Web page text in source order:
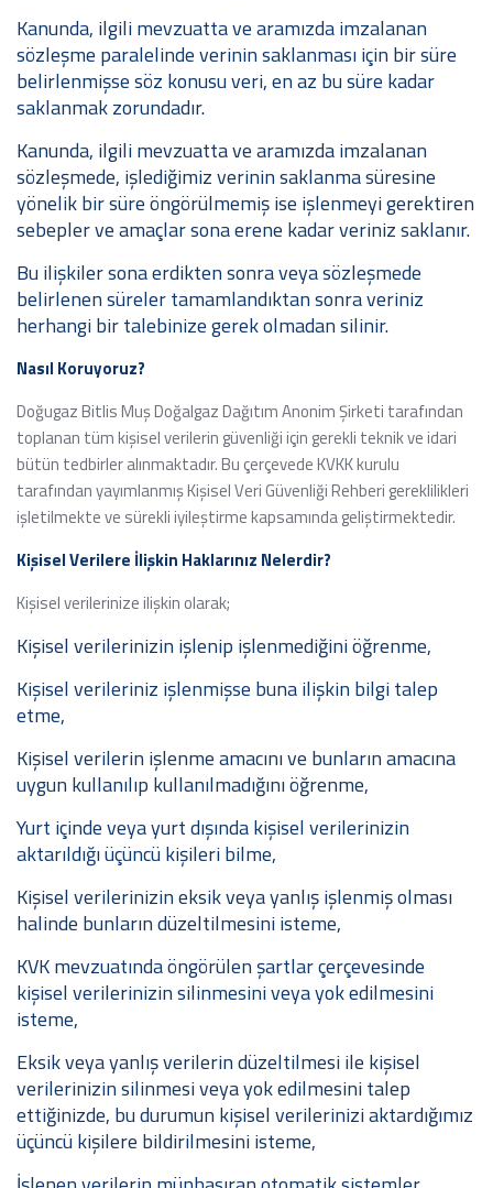
Kanunda, ilgili mevzuatta ve aramızda imzalanan
sözleşme paralelinde verinin saklanması için bir süre
belirlenmişse söz konusu veri, en az bu süre kadar
saklanmak zorundadır.
Kanunda, ilgili mevzuatta ve aramızda imzalanan
sözleşmede, işlediğimiz verinin saklanma süresine
yönelik bir süre öngörülmemiş ise işlenmeyi gerektiren
sebepler ve amaçlar sona erene kadar veriniz saklanır.
Bu ilişkiler sona erdikten sonra veya sözleşmede
belirlenen süreler tamamlandıktan sonra veriniz
herhangi bir talebinize gerek olmadan silinir.
Nasıl Koruyoruz?
Doğugaz Bitlis Muş Doğalgaz Dağıtım Anonim Şirketi tarafından
toplanan tüm kişisel verilerin güvenliği için gerekli teknik ve idari
bütün tedbirler alınmaktadır. Bu çerçevede KVKK kurulu
tarafından yayımlanmış Kişisel Veri Güvenliği Rehberi gereklilikleri
işletilmekte ve sürekli iyileştirme kapsamında geliştirmektedir.
Kişisel Verilere İlişkin Haklarınız Nelerdir?
Kişisel verilerinize ilişkin olarak;
Kişisel verilerinizin işlenip işlenmediğini öğrenme,
Kişisel verileriniz işlenmişse buna ilişkin bilgi talep
etme,
Kişisel verilerin işlenme amacını ve bunların amacına
uygun kullanılıp kullanılmadığını öğrenme,
Yurt içinde veya yurt dışında kişisel verilerinizin
aktarıldığı üçüncü kişileri bilme,
Kişisel verilerinizin eksik veya yanlış işlenmiş olması
halinde bunların düzeltilmesini isteme,
KVK mevzuatında öngörülen şartlar çerçevesinde
kişisel verilerinizin silinmesini veya yok edilmesini
isteme,
Eksik veya yanlış verilerin düzeltilmesi ile kişisel
verilerinizin silinmesi veya yok edilmesini talep
ettiğinizde, bu durumun kişisel verilerinizi aktardığımız
üçüncü kişilere bildirilmesini isteme,